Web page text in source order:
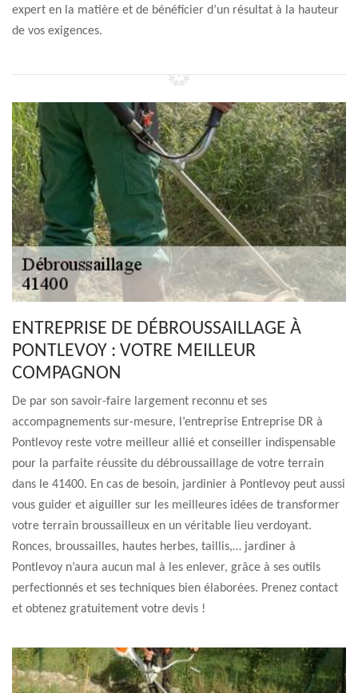
expert en la matière et de bénéficier d’un résultat à la hauteur
de vos exigences.
ENTREPRISE DE DÉBROUSSAILLAGE À
PONTLEVOY : VOTRE MEILLEUR
COMPAGNON
De par son savoir-faire largement reconnu et ses
accompagnements sur-mesure, l’entreprise Entreprise DR à
Pontlevoy reste votre meilleur allié et conseiller indispensable
pour la parfaite réussite du débroussaillage de votre terrain
dans le 41400. En cas de besoin, jardinier à Pontlevoy peut aussi
vous guider et aiguiller sur les meilleures idées de transformer
votre terrain broussailleux en un véritable lieu verdoyant.
Ronces, broussailles, hautes herbes, taillis,… jardiner à
Pontlevoy n’aura aucun mal à les enlever, grâce à ses outils
perfectionnés et ses techniques bien élaborées. Prenez contact
et obtenez gratuitement votre devis !